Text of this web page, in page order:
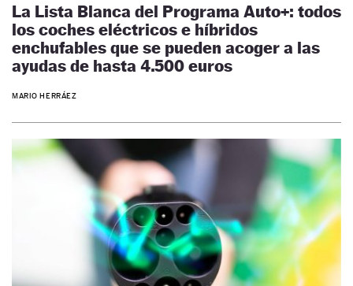
La Lista Blanca del Programa Auto+: todos
los coches eléctricos e híbridos
enchufables que se pueden acoger a las
ayudas de hasta 4.500 euros
MARIO HERRÁEZ